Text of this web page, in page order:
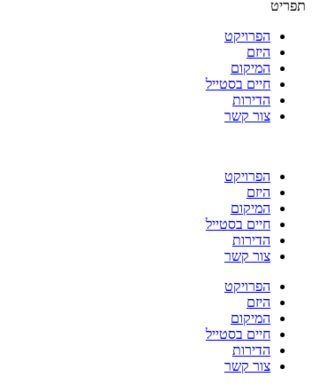
תפריט
הפרויקט
היזם
המיקום
חיים בסטייל
הדירות
צור קשר
הפרויקט
היזם
המיקום
חיים בסטייל
הדירות
צור קשר
הפרויקט
היזם
המיקום
חיים בסטייל
הדירות
צור קשר